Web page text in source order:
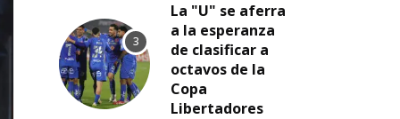
La "U" se aferra
a la esperanza
de clasificar a
octavos de la
Copa
Libertadores